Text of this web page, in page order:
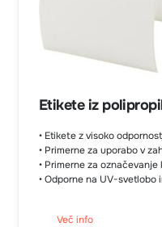
Etikete iz
• Etikete z visoko
• Primerne za uporabo v
• Primerne za
• Odporne na UV-svetlobo
Več info